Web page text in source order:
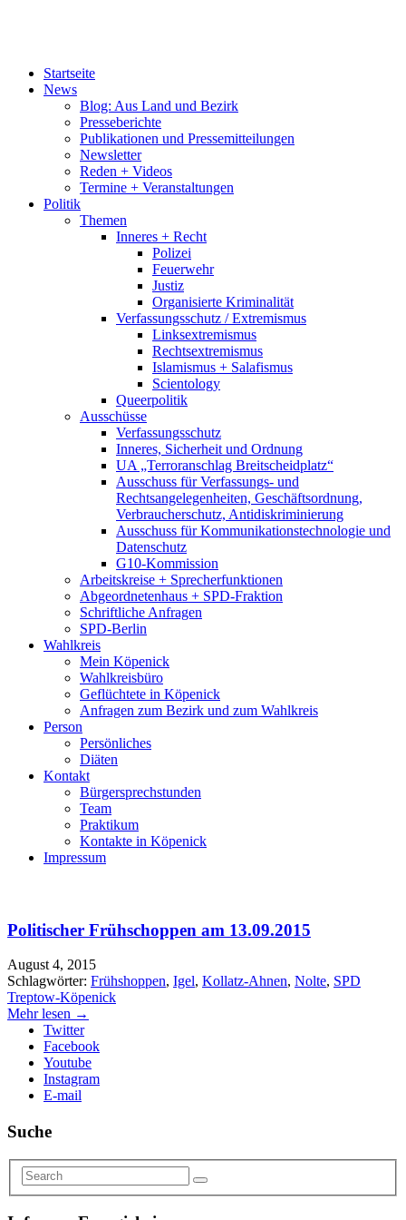
Startseite
News
Blog: Aus Land und Bezirk
Presseberichte
Publikationen und Pressemitteilungen
Newsletter
Reden + Videos
Termine + Veranstaltungen
Politik
Themen
Inneres + Recht
Polizei
Feuerwehr
Justiz
Organisierte Kriminalität
Verfassungsschutz / Extremismus
Linksextremismus
Rechtsextremismus
Islamismus + Salafismus
Scientology
Queerpolitik
Ausschüsse
Verfassungsschutz
Inneres, Sicherheit und Ordnung
UA „Terroranschlag Breitscheidplatz“
Ausschuss für Verfassungs- und
Rechtsangelegenheiten, Geschäftsordnung,
Verbraucherschutz, Antidiskriminierung
Ausschuss für Kommunikationstechnologie und
Datenschutz
G10-Kommission
Arbeitskreise + Sprecherfunktionen
Abgeordnetenhaus + SPD-Fraktion
Schriftliche Anfragen
SPD-Berlin
Wahlkreis
Mein Köpenick
Wahlkreisbüro
Geflüchtete in Köpenick
Anfragen zum Bezirk und zum Wahlkreis
Person
Persönliches
Diäten
Kontakt
Bürgersprechstunden
Team
Praktikum
Kontakte in Köpenick
Impressum
Politischer Frühschoppen am 13.09.2015
August 4, 2015
Schlagwörter: Frühshoppen, Igel, Kollatz-Ahnen, Nolte, SPD
Treptow-Köpenick
Mehr lesen →
Twitter
Facebook
Youtube
Instagram
E-mail
Suche